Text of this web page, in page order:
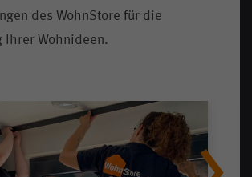
des WohnStore für die
Ihrer Wohnideen.